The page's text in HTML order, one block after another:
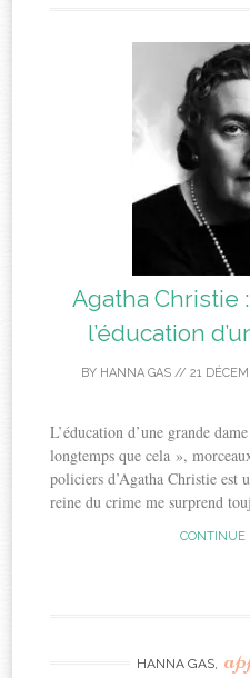
Agatha Christie
l’éducation
BY HANNA GAS // 21
L’éducation d’une grande
longtemps que cela »,
policiers d’Agatha Christie est
reine du crime me surprend
CONTINUE
HANNA GAS,